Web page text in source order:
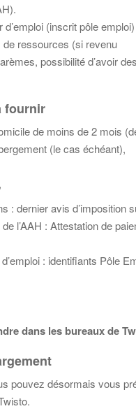
d’emploi (inscrit pôle emploi)
ressources (si revenu
possibilité d’avoir des
fournir
de moins de 2 mois
(le cas échéant),
: dernier avis d’imposition
l’AAH : Attestation de
: identifiants Pôle
dans les bureaux de
pouvez désormais vous